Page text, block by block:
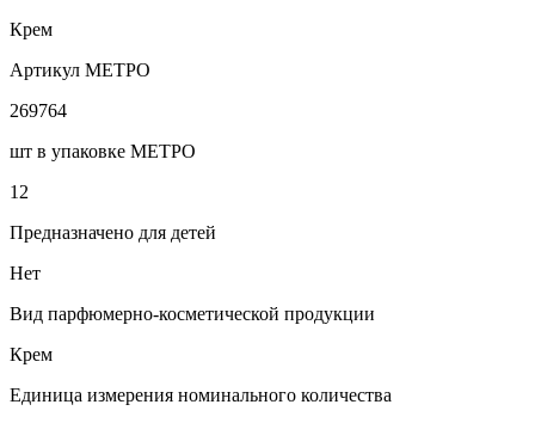
Крем
Артикул МЕТРО
269764
шт в упаковке МЕТРО
12
Предназначено для детей
Нет
Вид парфюмерно-косметической продукции
Крем
Единица измерения номинального количества